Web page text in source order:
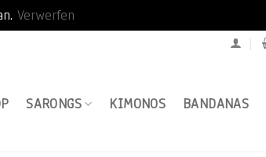
Verwerfen
SARONGS KIMONOS BANDANAS